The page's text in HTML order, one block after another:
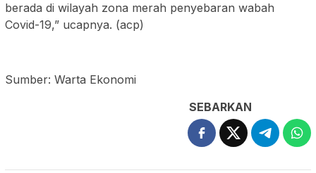
berada di wilayah zona merah penyebaran wabah
Covid-19,” ucapnya. (acp)
Sumber: Warta Ekonomi
SEBARKAN